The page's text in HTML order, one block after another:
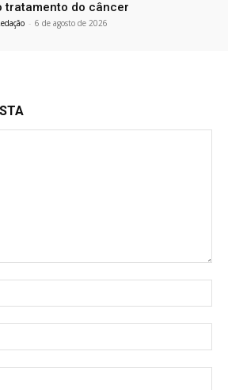
tratamento do câncer
- 6 de agosto de 2026